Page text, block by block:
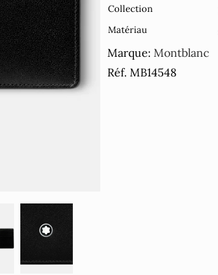
Collection
Matériau
Marque: Montblanc
Réf. MB14548